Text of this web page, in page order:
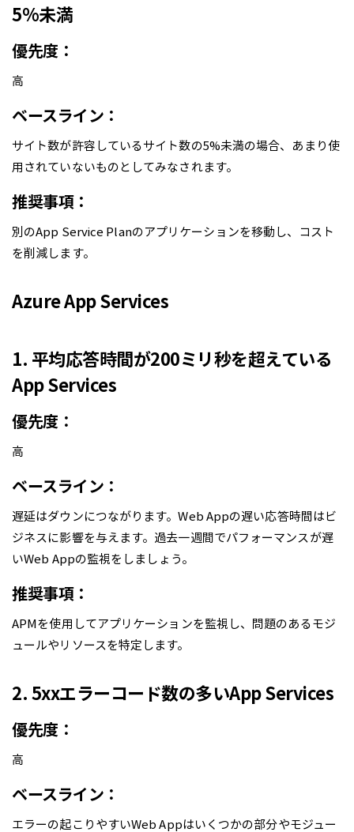
5%未満
優先度：
高
ベースライン：
サイト数が許容しているサイト数の5%未満の場合、あまり使
用されていないものとしてみなされます。
推奨事項：
別のApp Service Planのアプリケーションを移動し、コスト
を削減します。
Azure App Services
1. 平均応答時間が200ミリ秒を超えている
App Services
優先度：
高
ベースライン：
遅延はダウンにつながります。Web Appの遅い応答時間はビ
ジネスに影響を与えます。過去一週間でパフォーマンスが遅
いWeb Appの監視をしましょう。
推奨事項：
APMを使用してアプリケーションを監視し、問題のあるモジ
ュールやリソースを特定します。
2. 5xxエラーコード数の多いApp Services
優先度：
高
ベースライン：
エラーの起こりやすいWeb Appはいくつかの部分やモジュー